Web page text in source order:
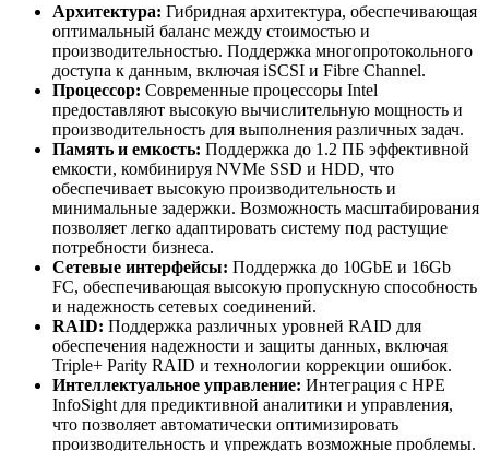
Архитектура: Гибридная архитектура, обеспечивающая
оптимальный баланс между стоимостью и
производительностью. Поддержка многопротокольного
доступа к данным, включая iSCSI и Fibre Channel.
Процессор: Современные процессоры Intel
предоставляют высокую вычислительную мощность и
производительность для выполнения различных задач.
Память и емкость: Поддержка до 1.2 ПБ эффективной
емкости, комбинируя NVMe SSD и HDD, что
обеспечивает высокую производительность и
минимальные задержки. Возможность масштабирования
позволяет легко адаптировать систему под растущие
потребности бизнеса.
Сетевые интерфейсы: Поддержка до 10GbE и 16Gb
FC, обеспечивающая высокую пропускную способность
и надежность сетевых соединений.
RAID: Поддержка различных уровней RAID для
обеспечения надежности и защиты данных, включая
Triple+ Parity RAID и технологии коррекции ошибок.
Интеллектуальное управление: Интеграция с HPE
InfoSight для предиктивной аналитики и управления,
что позволяет автоматически оптимизировать
производительность и упреждать возможные проблемы.